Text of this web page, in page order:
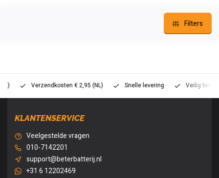
Filters
Verzendkosten € 2,95 (NL) Snelle levering Veilig betalen
KLANTENSERVICE
Veelgestelde vragen
010-7142201
support@beterbatterij.nl
+31 6 12202469